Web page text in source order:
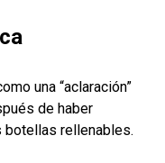
una “aclaración”
de haber
botellas rellenables.